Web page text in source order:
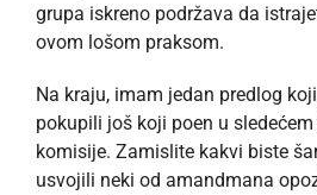
grupa iskreno podržava da
ovom lošom praksom.
Na kraju, imam jedan predlog
pokupili još koji poen u
komisije. Zamislite kakvi biste
usvojili neki od amandmana